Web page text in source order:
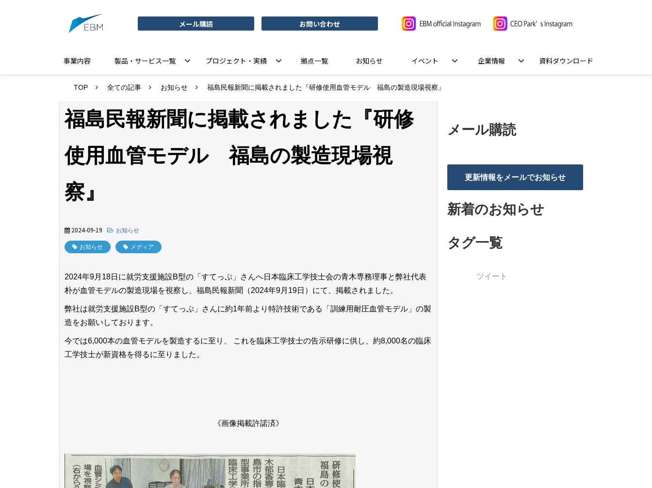
メール購読 お問い合わせ
事業内容 製品・サービス一覧 プロジェクト・実績 拠点一覧 お知らせ イベント 企業情報 資料ダウンロード
TOP 全ての記事 お知らせ 福島民報新聞に掲載されました『研修使用血管モデル 福島の製造現場視察』
福島民報新聞に掲載されました『研修
使用血管モデル 福島の製造現場視
察』
2024-09-19 お知らせ
お知らせ メディア
2024年9月18日に就労支援施設B型の「すてっぷ」さんへ日本臨床工学技士会の青木専務理事と弊社代表
朴が血管モデルの製造現場を視察し、福島民報新聞（2024年9月19日）にて、掲載されました。
弊社は就労支援施設B型の「すてっぷ」さんに約1年前より特許技術である「訓練用耐圧血管モデル」の製
造をお願いしております。
今では6,000本の血管モデルを製造するに至り、 これを臨床工学技士の告示研修に供し、約8,000名の臨床
工学技士が新資格を得るに至りました。
《画像掲載許諾済》
メール購読
更新情報をメールでお知らせ
新着のお知らせ
タグ一覧
ツイート